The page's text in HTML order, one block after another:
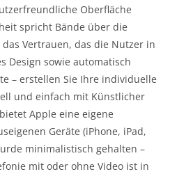
Oberfläche
spricht Bände über die
Vertrauen, das die Nutzer in
Design sowie automatisch
– erstellen Sie Ihre individuelle
und einfach mit Künstlicher
Apple eine eigene
Geräte (iPhone, iPad,
minimalistisch gehalten –
mit oder ohne Video ist in